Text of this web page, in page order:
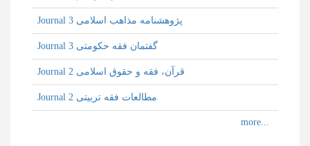
Journal پژوهشنامه مذاهب اسلامی 3
Journal گفتمان فقه حکومتی 3
Journal قرآن، فقه و حقوق اسلامی 2
Journal مطالعات فقه تربیتی 2